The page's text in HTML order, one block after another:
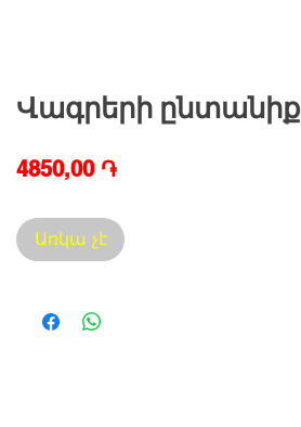
Վագրերի ընտանիք
4850,00 ֏Price
Առկա չէ